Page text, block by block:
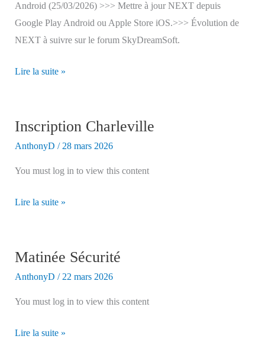
Android (25/03/2026) >>> Mettre à jour NEXT depuis
Google Play Android ou Apple Store iOS.>>> Évolution de
NEXT à suivre sur le forum SkyDreamSoft.
Nouveau
NEXT
Lire la suite »
Inscription Charleville
AnthonyD / 28 mars 2026
You must log in to view this content
Inscription
Lire la suite »
Matinée Sécurité
AnthonyD / 22 mars 2026
You must log in to view this content
Matinée
Lire la suite »